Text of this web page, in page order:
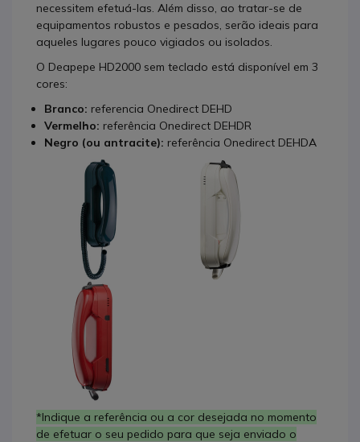
necessitem efetuá-las. Além disso, ao tratar-se de
equipamentos robustos e pesados, serão ideais para
aqueles lugares pouco vigiados ou isolados.
O Deapepe HD2000 sem teclado está disponível em 3
cores:
Branco: referencia Onedirect DEHD
Vermelho: referência Onedirect DEHDR
Negro (ou antracite): referência Onedirect DEHDA
*Indique a referência ou a cor desejada no momento
de efetuar o seu pedido para que seja enviado o